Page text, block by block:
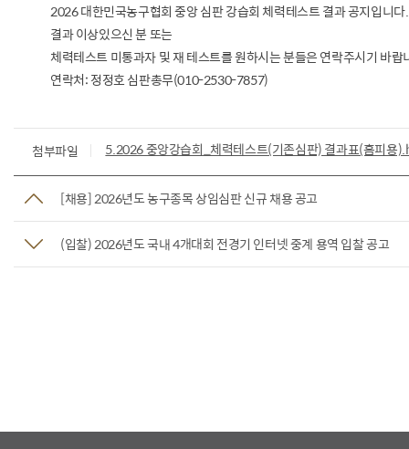
2026 대한민국농구협회 중앙 심판 강습회 체력테스트 결과 공지입니다.
결과 이상있으신 분 또는
체력테스트 미통과자 및 재 테스트를 원하시는 분들은 연락주시기 바랍
연락처: 정정호 심판총무(010-2530-7857)
첨부파일 5.2026 중앙강습회_체력테스트(기존심판) 결과표(홈피용
[채용] 2026년도 농구종목 상임심판 신규 채용 공고
(입찰) 2026년도 국내 4개대회 전경기 인터넷 중계 용역 입찰 공고